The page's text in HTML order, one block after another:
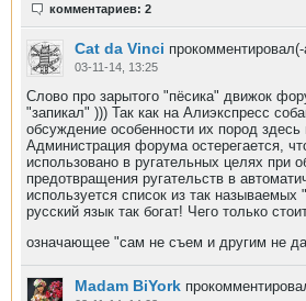
комментариев: 2
Cat da Vinci прокомментировал(-
03-11-14, 13:25
Слово про зарытого "пёсика" движок
"запикал" ))) Так как на Алиэкспресс
обсуждение особенности их пород здесь
Администрация форума остерегается,
использовано в ругательных целях при
предотвращения ругательств в
используется список из так
русский язык так богат! Чего только
означающее "сам не съем и другим не
Madam BiYork